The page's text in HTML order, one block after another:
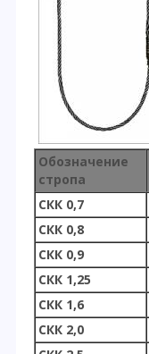
Обозначение
стропа
СКК 0,7
СКК 0,8
СКК 0,9
СКК 1,25
СКК 1,6
СКК 2,0